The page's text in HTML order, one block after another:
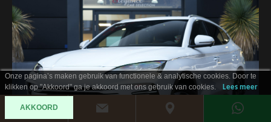
Onze pagina’s maken gebruik van functionele & analytische cookies. Door te
klikken op "Akkoord" ga je akkoord met ons gebruik van cookies.
Lees meer
AKKOORD